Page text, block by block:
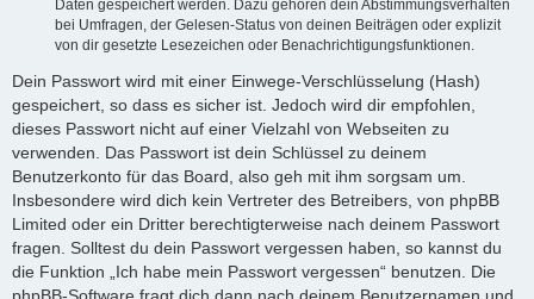
Daten gespeichert werden. Dazu gehören dein Abstimmungsverhalten
bei Umfragen, der Gelesen-Status von deinen Beiträgen oder explizit
von dir gesetzte Lesezeichen oder Benachrichtigungsfunktionen.
Dein Passwort wird mit einer Einwege-Verschlüsselung (Hash)
gespeichert, so dass es sicher ist. Jedoch wird dir empfohlen,
dieses Passwort nicht auf einer Vielzahl von Webseiten zu
verwenden. Das Passwort ist dein Schlüssel zu deinem
Benutzerkonto für das Board, also geh mit ihm sorgsam um.
Insbesondere wird dich kein Vertreter des Betreibers, von phpBB
Limited oder ein Dritter berechtigterweise nach deinem Passwort
fragen. Solltest du dein Passwort vergessen haben, so kannst du
die Funktion „Ich habe mein Passwort vergessen“ benutzen. Die